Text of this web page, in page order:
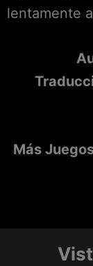
lentamente
Más